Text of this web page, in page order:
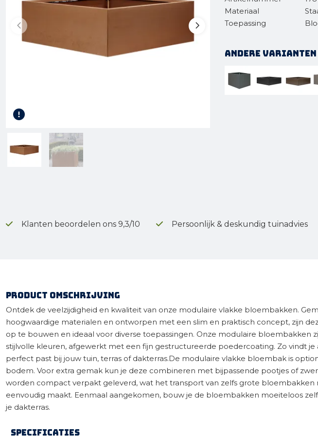
Terrasplanken
Tuinhout
Materiaal
Toepassing
Andere
Klanten beoordelen ons 9,3/10 Persoonlijk & deskundig tuinadvies
Product omschrijving
Ontdek de veelzijdigheid en kwaliteit van onze modulaire vlakke bloembakken.
hoogwaardige materialen en ontworpen met een slim en praktisch concept, zijn
op te bouwen en ideaal voor diverse toepassingen. Onze modulaire bloembakken
stijlvolle kleuren, afgewerkt met een fijn gestructureerde poedercoating. Zo vindt
perfect past bij jouw tuin, terras of dakterras.De modulaire vlakke bloembak is
bodem. Voor extra gemak kun je deze combineren met bijpassende pootjes of
worden compact verpakt geleverd, wat het transport van zelfs grote bloembakken
eenvoudig maakt. Eenmaal aangekomen, bouw je de bloembakken moeiteloos
je dakterras.
Specificaties